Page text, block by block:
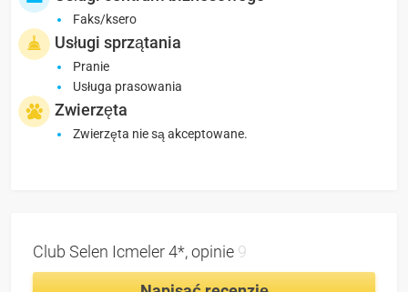
Faks/ksero
Usługi sprzątania
Pranie
Usługa prasowania
Zwierzęta
Zwierzęta nie są akceptowane.
Club Selen Icmeler 4*, opinie 9